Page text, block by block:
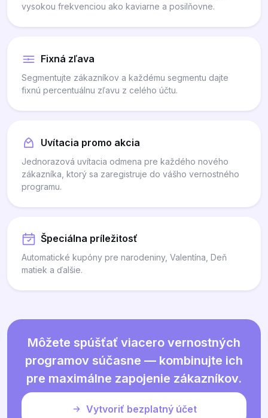
vysokou frekvenciou ako kaviarne a posilňovne.
Fixná zľava
Segmentujte zákazníkov a každému segmentu dajte
fixnú percentuálnu zľavu z celého účtu.
Uvítacia promo akcia
Jednorazová uvítacia odmena pre každého nového
zákazníka, ktorý sa zaregistruje do vášho vernostného
programu.
Špeciálna príležitosť
Automatické kupóny pre narodeniny, Valentína, Deň
matiek a ďalšie.
Môžete spúšťať viacero vernostných
programov súčasne — kombinujte ich
pre maximálne zapojenie zákazníkov.
Vytvoriť bezplatný účet